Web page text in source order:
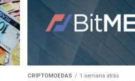
CRIPTOMOEDAS 1 semana atrás